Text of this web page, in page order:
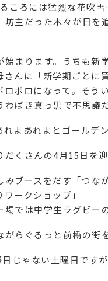
ころには猛烈な花吹
坊主だった木々が日
まります。うちも
さんに「新学期ごと
ボロになって。そう
わばき真っ黒で不思
よあれよとゴールデ
くさんの4月15日を迎
ブースをだす「つな
ークショップ」
では中学生ラグビー
らぐるっと前橋の街
じゃない土曜日です